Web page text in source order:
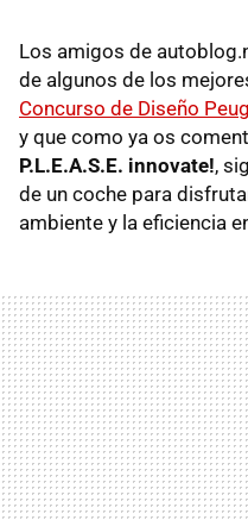
Los amigos de
de algunos de los
Concurso de Diseño
y que como ya os
P.L.E.A.S.E. innovate!,
de un coche para
ambiente y la eficiencia